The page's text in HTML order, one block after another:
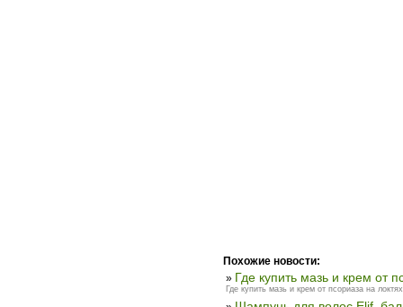
Похожие новости:
» Где купить мазь и крем от
Где купить мазь и крем от псориаза на